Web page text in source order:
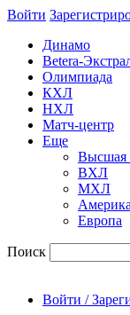
Войти
Динамо
Betera-
Олимпиада
КХЛ
НХЛ
Матч-центр
Еще
Высшая
ВХЛ
МХЛ
Америка
Европа
Поиск
Войти /